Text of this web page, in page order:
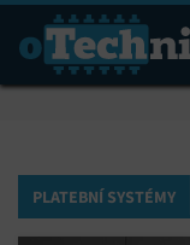
PLATEBNÍ SYSTÉMY